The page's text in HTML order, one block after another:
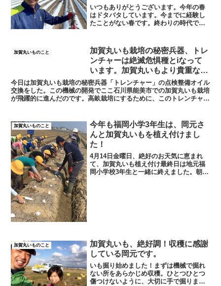
す。
いつもありがとうございます。今年の春
はドタバタしています。今までに経験し
たことがない春です。終わりの時代で
をコツコツと進めています。農家の仕事
は、種をまいても簡単に収入に...
加賀丸いものこと
加賀丸いも栽培の秘密兵器、トレ
ンチャーは絶滅危惧種とiなって
います。加賀丸いもより貴重なの
かもしれません。
今日は加賀丸いも栽培の秘密兵器「トレンチャー」の点検整備オイル
交換をした。この機械の開発でここ石川県能美市での加賀丸いも栽培
が飛躍的に進んだのです。高畝栽培にするために、このトレンチャー
加賀丸いものこと
今年も福岡小学3年生は、岡元さ
んと加賀丸いもを植え付けまし
た！
4月14日金曜日、絶好のお天気に恵まれ
て、加賀丸いも植え付け最終日は地元福
岡小学校3年生と一緒に終えました。朝一
加賀丸いものこと
加賀丸いも、絶好調！収穫に感謝
している岡元です。
いも掘り始めました！まずは機械で掘れ
ない所をあらかじめ収穫。ひとつひとつ
傷つけないように、大切に手で掘りま